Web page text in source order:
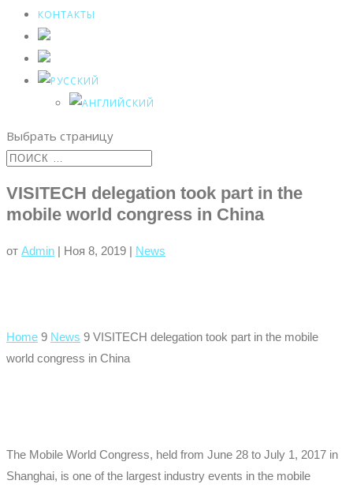
КОНТАКТЫ
Выбрать страницу
VISITECH delegation took part in the
mobile world congress in China
от Admin | Ноя 8, 2019 | News
Home 9 News 9 VISITECH delegation took part in the mobile
world congress in China
The Mobile World Congress, held from June 28 to July 1, 2017 in
Shanghai, is one of the largest industry events in the mobile